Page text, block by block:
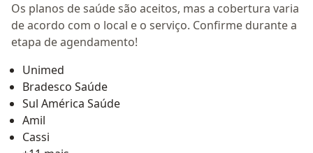
Os planos de saúde são aceitos, mas a cobertura varia
de acordo com o local e o serviço. Confirme durante a
etapa de agendamento!
Unimed
Bradesco Saúde
Sul América Saúde
Amil
Cassi